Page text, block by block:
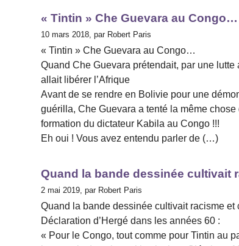
« Tintin » Che Guevara au Congo…
10 mars 2018, par Robert Paris
« Tintin » Che Guevara au Congo…
Quand Che Guevara prétendait, par une
allait libérer l’Afrique
Avant de se rendre en Bolivie pour une
guérilla, Che Guevara a tenté la même
formation du dictateur Kabila au Congo !!!
Eh oui ! Vous avez entendu parler de (…)
Quand la bande dessinée cultivait
2 mai 2019, par Robert Paris
Quand la bande dessinée cultivait racisme et
Déclaration d’Hergé dans les années 60 :
« Pour le Congo, tout comme pour Tintin au